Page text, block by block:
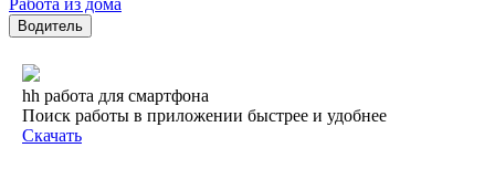
Водитель
hh работа для смартфона
Поиск работы в приложении быстрее и удобнее
Скачать